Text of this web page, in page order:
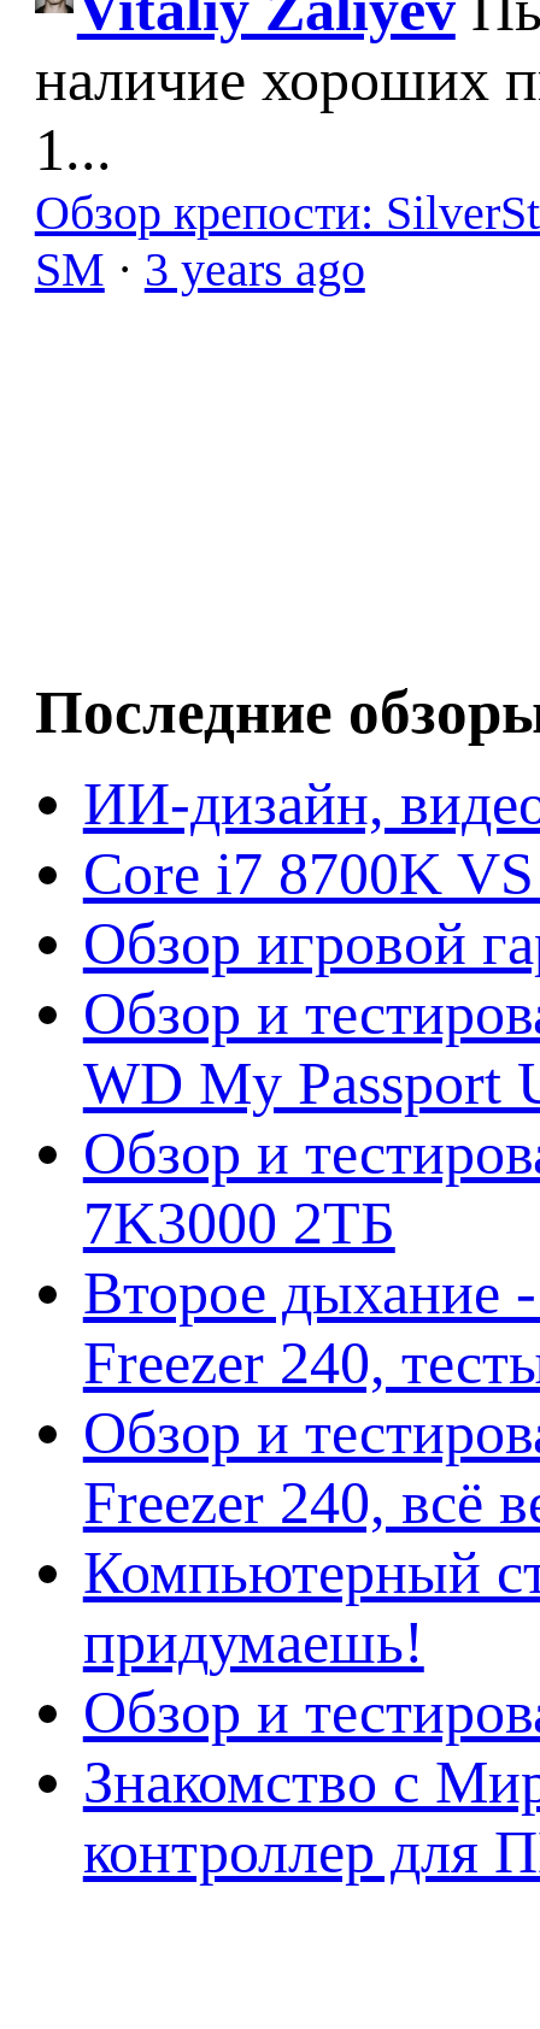
наличие хороших
1...
Обзор крепости:
SM · 3 years ago
Последние
ИИ-дизайн,
Core i7 8700K
Обзор игровой
Обзор и
WD My Passport
Обзор и
7K3000 2ТБ
Второе дыхание
Freezer 240,
Обзор и
Freezer 240, всё
Компьютерный
придумаешь!
Обзор и
Знакомство с
контроллер для